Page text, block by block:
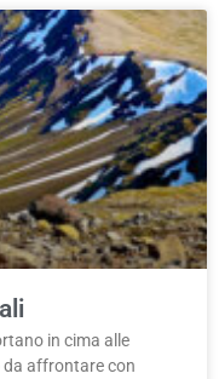
in cima alle
da affrontare con